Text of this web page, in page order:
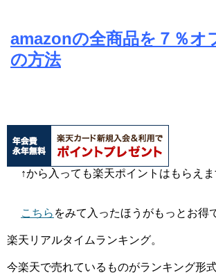
amazonの全商品を７％オ
の方法
↑から入っても楽天ポイントはもらえま
こちら をみて入ったほうがもっとお得
楽天リアルタイムランキング。
今楽天で売れているものがランキング形式